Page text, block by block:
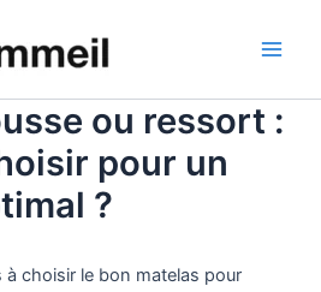
ou ressort :
pour un
?
à choisir le bon matelas pour